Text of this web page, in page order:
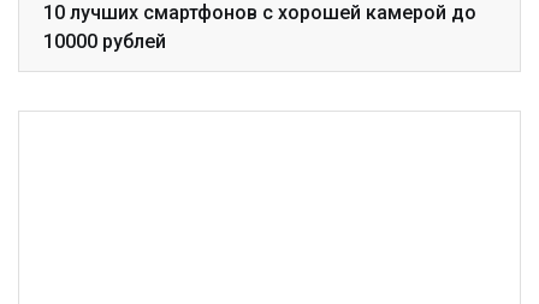
10 лучших смартфонов с хорошей камерой до
10000 рублей